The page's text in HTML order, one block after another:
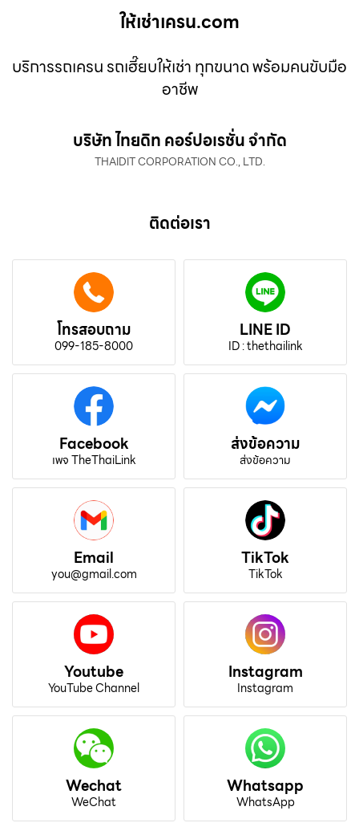
ให้เช่าเครน.com
บริการรถเครน รถเฮี๊ยบให้เช่า ทุกขนาด พร้อมคนขับมือ
อาชีพ
บริษัท ไทยดิท คอร์ปอเรชั่น จำกัด
THAIDIT CORPORATION CO., LTD.
ติดต่อเรา
โทรสอบถาม
099-185-8000
LINE ID
ID : thethailink
Facebook
เพจ TheThaiLink
ส่งข้อความ
ส่งข้อความ
Email
you@gmail.com
TikTok
TikTok
Youtube
YouTube Channel
Instagram
Instagram
Wechat
WeChat
Whatsapp
WhatsApp